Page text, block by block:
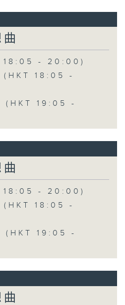
18:05 - 20:00)
(HKT 18:05 -
(HKT 19:05 -
18:05 - 20:00)
(HKT 18:05 -
(HKT 19:05 -